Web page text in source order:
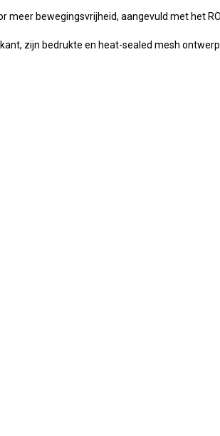
bewegingsvrijheid, aangevuld met het
zijn bedrukte en heat-sealed mesh ontwerp